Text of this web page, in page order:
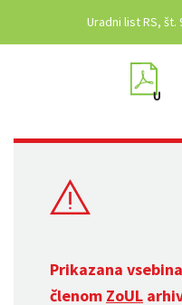
Uradni list RS, št.
Prikazana
členom ZoUL